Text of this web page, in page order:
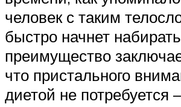
человек с таким
быстро начнет
преимущество
что пристального
диетой не потребуется